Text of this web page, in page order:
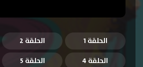
الحلقة 1 الحلقة 2
الحلقة 4
الحلقة 5